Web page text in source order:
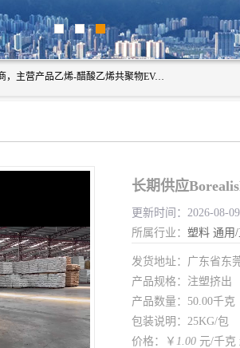
东莞市恒屹国际贸易有限公司（简称：恒屹国际）是一家石化原料综合营销服务商，主营产品乙烯-醋酸乙烯共聚物EVA、聚酰胺PA（尼龙）、醚酯型热塑弹性体TPEE等，公司秉承以市场为导向的战略思想，致力于大宗石化原料在中国市场的营销服务业务，为客户提供一站式的全面服务。
长期供应
更新时间：2026-08-
所属行业： 塑料 通用
发货地址：广东省东
产品规格：注塑挤出
产品数量：50.00千克
包装说明：25KG/包
价格：￥ 1.00 元/千克